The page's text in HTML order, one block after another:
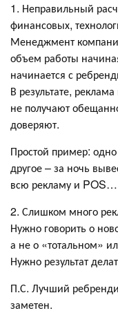
1. Неправильный
финансовых,
Менеджмент
объем работы
начинается с
В результате,
не получают
доверяют.
Простой пример:
другое – за ночь
всю рекламу и POS…
2. Слишком много
Нужно говорить о
а не о «тотальном»
Нужно результат
П.С. Лучший
заметен.